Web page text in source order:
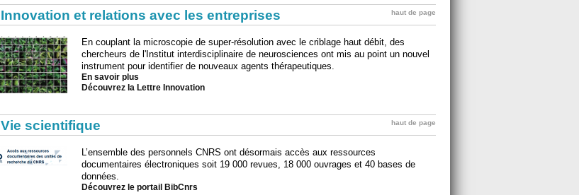
Innovation et relations avec les entreprises haut de page
En couplant la microscopie de super-résolution avec le criblage haut débit, des
chercheurs de l'Institut interdisciplinaire de neurosciences ont mis au point un nouvel
instrument pour identifier de nouveaux agents thérapeutiques.
En savoir plus
Découvrez la Lettre Innovation
Vie scientifique haut de page
L’ensemble des personnels CNRS ont désormais accès aux ressources
documentaires électroniques soit 19 000 revues, 18 000 ouvrages et 40 bases de
données.
Découvrez le portail BibCnrs